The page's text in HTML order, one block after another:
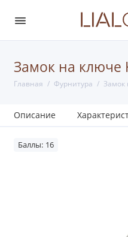
Замок на ключе
Главная Фурнитура Замок
Описание
Баллы: 16